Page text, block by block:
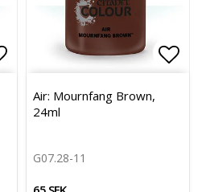
Lägg till i favoritlistan
Air: Mournfang Brown,
24ml
G07.28-11